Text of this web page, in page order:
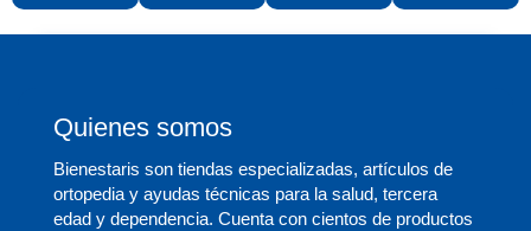
Quienes somos
Bienestaris son tiendas especializadas, artículos de
ortopedia y ayudas técnicas para la salud, tercera
edad y dependencia. Cuenta con cientos de productos